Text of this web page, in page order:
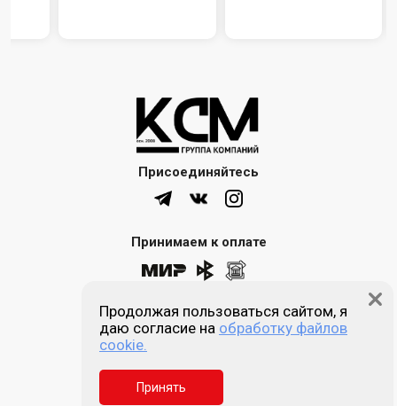
Присоединяйтесь
Принимаем к оплате
8 (861) 205-00-77
Звонок бесплатный
Пн-пт 9:00 - 18:00
Продолжая пользоваться сайтом, я
даю согласие на обработку файлов
cookie.
Принять